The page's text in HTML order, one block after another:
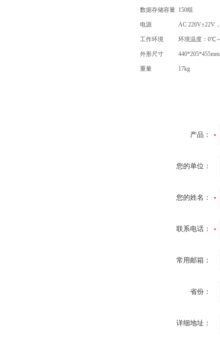
数据存储容量 150组
电源 AC 220V±22V
工作环境 环境温度：0℃
外形尺寸
重量 17kg
产品：
您的单位：
您的姓名：
联系电话：
常用邮箱：
省份：
详细地址：